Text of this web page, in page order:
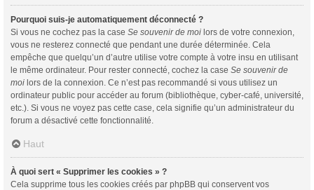
Pourquoi suis-je automatiquement déconnecté ?
Si vous ne cochez pas la case Se souvenir de moi lors de votre connexion,
vous ne resterez connecté que pendant une durée déterminée. Cela
empêche que quelqu’un d’autre utilise votre compte à votre insu en utilisant
le même ordinateur. Pour rester connecté, cochez la case Se souvenir de
moi lors de la connexion. Ce n’est pas recommandé si vous utilisez un
ordinateur public pour accéder au forum (bibliothèque, cyber-café, université,
etc.). Si vous ne voyez pas cette case, cela signifie qu’un administrateur du
forum a désactivé cette fonctionnalité.
Haut
À quoi sert « Supprimer les cookies » ?
Cela supprime tous les cookies créés par phpBB qui conservent vos